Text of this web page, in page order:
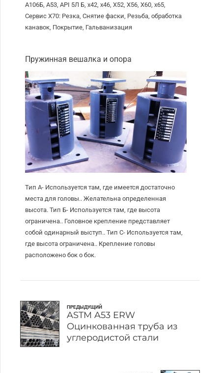
А106Б, А53, API 5Л Б, х42, х46, Х52, Х56, Х60, х65,
Сервис X70: Резка, Снятие фаски, Резьба, обработка
канавок, Покрытие, Гальванизация
Пружинная вешалка и опора
Тип А- Используется там, где имеется достаточно
места для головы.. Желательна определенная
высота. Тип Б- Используется там, где высота
ограничена.. Головное крепление представляет
собой одинарный выступ.. Тип С- Используется там,
где высота ограничена.. Крепление головы
расположено бок о бок.
ПРЕДЫДУЩИЙ
ASTM A53 ERW
Оцинкованная труба из
углеродистой стали